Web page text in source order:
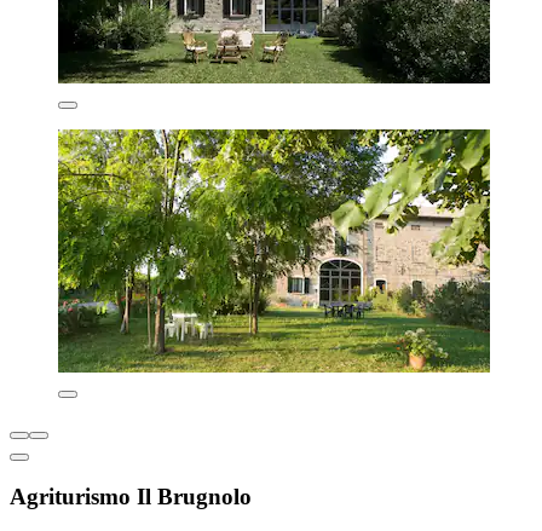
Agriturismo Il Brugnolo